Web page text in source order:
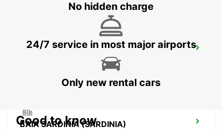
OLBIA AIRPORT (SARDINIA)
BAIA SARDINIA (SARDINIA)
No hidden charge
24/7 service in most major airports
Only new rental cars
Good to know